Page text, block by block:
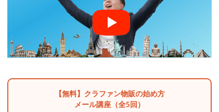
【無料】クラファン物販の始め方
メール講座（全5回）